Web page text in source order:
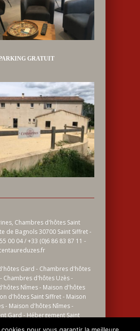
GRATUIT
Chambres d'hôtes Saint
de Bagnols 30700 Saint Siffret -
00 04 / +33 (0)6 86 83 87 11 -
Gard - Chambres d'hôtes
Chambres d'hôtes Uzès -
Nîmes - Maison d'hôtes
d'hôtes Saint Siffret - Maison
- Maison d'hôtes Nîmes -
Gard - Hébergement Saint